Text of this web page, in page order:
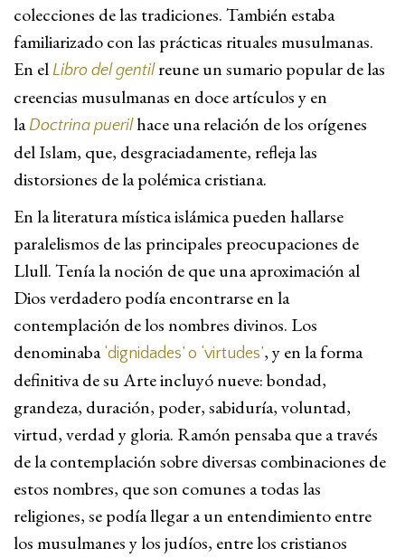
colecciones de las tradiciones. También estaba
familiarizado con las prácticas rituales musulmanas.
En el Libro del gentilreune un sumario popular de las
creencias musulmanas en doce artículos y en
laDoctrina puerilhace una relación de los orígenes
del Islam, que, desgraciadamente, refleja las
distorsiones de la polémica cristiana.
En la literatura mística islámica pueden hallarse
paralelismos de las principales preocupaciones de
Llull. Tenía la noción de que una aproximación al
Dios verdadero podía encontrarse en la
contemplación de los nombres divinos. Los
denominaba ‘dignidades’ o ‘virtudes’, y en la forma
definitiva de su Arte incluyó nueve: bondad,
grandeza, duración, poder, sabiduría, voluntad,
virtud, verdad y gloria. Ramón pensaba que a través
de la contemplación sobre diversas combinaciones de
estos nombres, que son comunes a todas las
religiones, se podía llegar a un entendimiento entre
los musulmanes y los judíos, entre los cristianos